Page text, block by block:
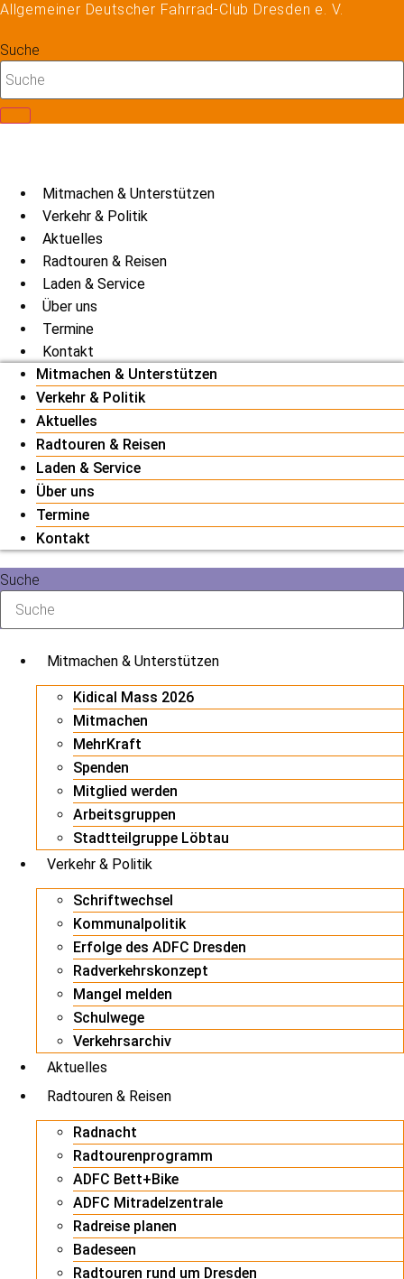
Zum
springen
Allgemeiner Deutscher Fahrrad-Club Dresden e. V.
Suche
Mitmachen & Unterstützen
Verkehr & Politik
Aktuelles
Radtouren & Reisen
Laden & Service
Über uns
Termine
Kontakt
Mitmachen & Unterstützen
Verkehr & Politik
Aktuelles
Radtouren & Reisen
Laden & Service
Über uns
Termine
Kontakt
Suche
Mitmachen & Unterstützen
Kidical Mass 2026
Mitmachen
MehrKraft
Spenden
Mitglied werden
Arbeitsgruppen
Stadtteilgruppe Löbtau
Verkehr & Politik
Schriftwechsel
Kommunalpolitik
Erfolge des ADFC Dresden
Radverkehrskonzept
Mangel melden
Schulwege
Verkehrsarchiv
Aktuelles
Radtouren & Reisen
Radnacht
Radtourenprogramm
ADFC Bett+Bike
ADFC Mitradelzentrale
Radreise planen
Badeseen
Radtouren rund um Dresden